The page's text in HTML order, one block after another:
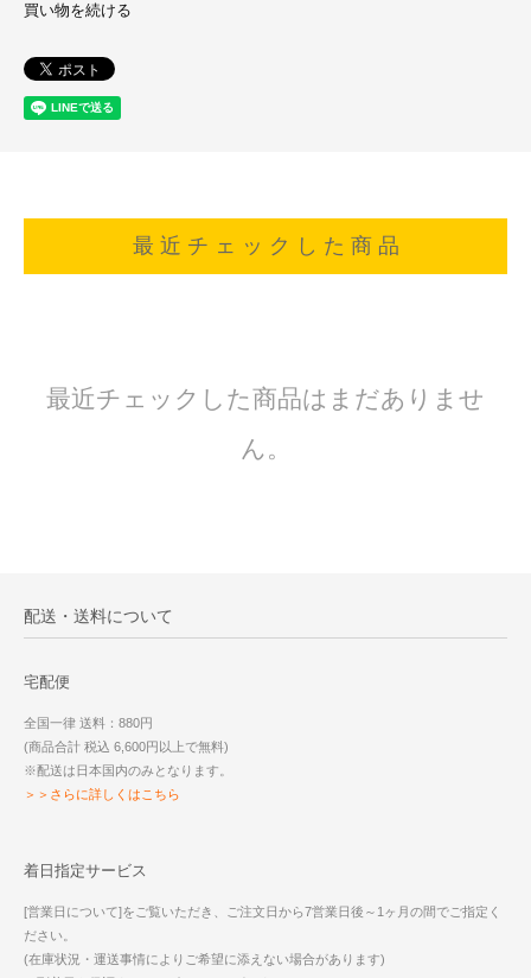
買い物を続ける
最 近 チ ェ ッ ク し た 商 品
最近チェックした商品はまだありませ
ん。
配送・送料について
宅配便
全国一律 送料：880円
(商品合計 税込 6,600円以上で無料)
※配送は日本国内のみとなります。
＞＞さらに詳しくはこちら
着日指定サービス
[営業日について]をご覧いただき、ご注文日から7営業日後～1ヶ月の間でご指定く
ださい。
(在庫状況・運送事情によりご希望に添えない場合があります)